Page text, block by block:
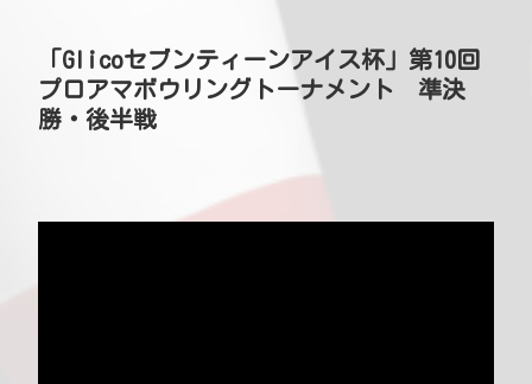
「Glicoセブンティーンアイス杯」第10回
プロアマボウリングトーナメント 準決
勝・後半戦